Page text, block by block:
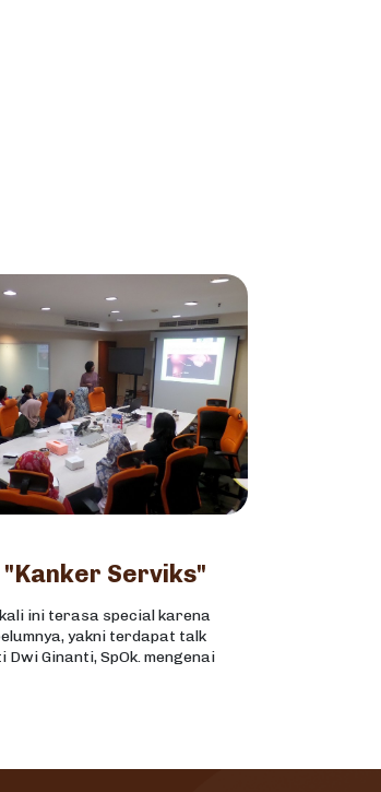
"Kanker Serviks"
ini terasa special karena
yakni terdapat talk
Ginanti, SpOk. mengenai